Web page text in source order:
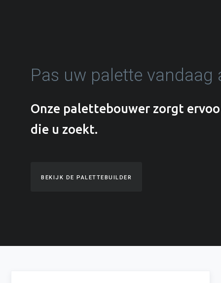
Pas uw palette vandaag
Onze palettebouwer zorgt
die u zoekt.
BEKIJK DE PALETTEBUILDER